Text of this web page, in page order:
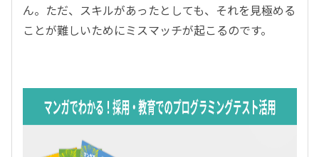
ん。ただ、スキルがあったとしても、それを見極める
ことが難しいためにミスマッチが起こるのです。